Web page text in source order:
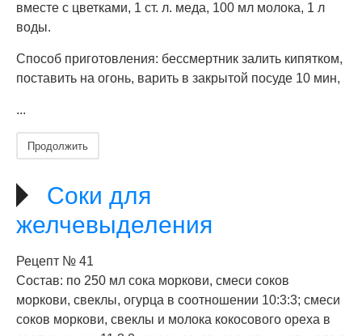
вместе с цветками, 1 ст. л. меда, 100 мл молока, 1 л
воды.
Способ приготовления: бессмертник залить кипятком,
поставить на огонь, варить в закрытой посуде 10 мин,
...
Продолжить
Соки для
желчевыделения
Рецепт № 41
Состав: по 250 мл сока моркови, смеси соков
моркови, свеклы, огурца в соотношении 10:3:3; смеси
соков моркови, свеклы и молока кокосового ореха в